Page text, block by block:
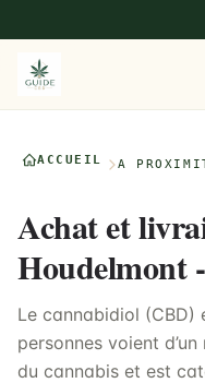
ACCUEIL À
Achat et
Houdelmont
Le cannabidiol (CBD)
personnes voient
du cannabis et est